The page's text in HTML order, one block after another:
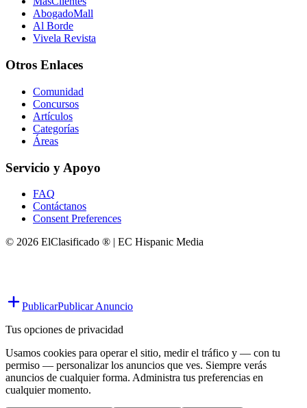
AbogadoMall
Al Borde
Vivela Revista
Otros Enlaces
Comunidad
Concursos
Artículos
Categorías
Áreas
Servicio y Apoyo
FAQ
Contáctanos
Consent Preferences
© 2026 ElClasificado ® | EC Hispanic Media
PublicarPublicar Anuncio
Tus opciones de privacidad
Usamos cookies para operar el sitio, medir el tráfico y — con tu
permiso — personalizar los anuncios que ves. Siempre verás
anuncios de cualquier forma. Administra tus preferencias en
cualquier momento.